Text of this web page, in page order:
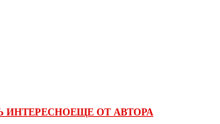
ИНТЕРЕСНОЕЩЕ ОТ АВТОРА